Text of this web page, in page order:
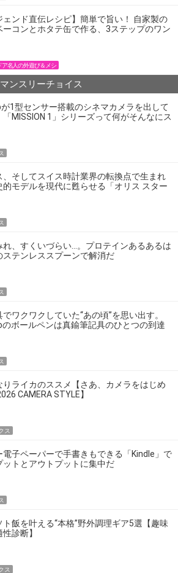
ェンド直伝レシピ】簡単で旨い！ 自家製の
ーコンとホタテ缶で作る、3ステップのワン
ア名人の外遊び＆メシ
マンスリーチョイス
1型センサー搭載のシネマカメラを出して
「MISSION 1」シリーズって何がそんなにス
、そしてスイス時計業界の転換点で生まれ
的モデルを現代に甦らせる「オリス スター
れ、すくいづらい…。プロテインあるあるは
ステンレススプーンで解消だ
ワクワクしていた“あの頃”を思い出す。
のボールペンは真鍮筆記具のひとつの到達
りライカのススメ【さあ、カメラをはじめ
CAMERA STYLE】
ス
電子ペーパーで手書きもできる「Kindle」で
ットとアウトプットに集中だ
ト飯を叶える“本格”野外調理ギア5選【趣味
診断】
ス